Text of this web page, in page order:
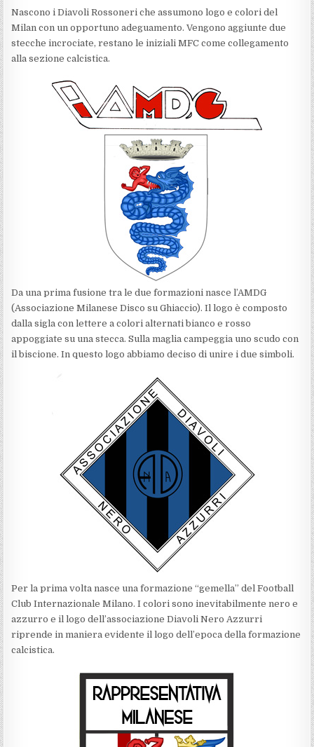
Nascono i Diavoli Rossoneri che assumono logo e colori del
Milan con un opportuno adeguamento. Vengono aggiunte due
stecche incrociate, restano le iniziali MFC come collegamento
alla sezione calcistica.
Da una prima fusione tra le due formazioni nasce l’AMDG
(Associazione Milanese Disco su Ghiaccio). Il logo è composto
dalla sigla con lettere a colori alternati bianco e rosso
appoggiate su una stecca. Sulla maglia campeggia uno scudo con
il biscione. In questo logo abbiamo deciso di unire i due simboli.
Per la prima volta nasce una formazione “gemella” del Football
Club Internazionale Milano. I colori sono inevitabilmente nero e
azzurro e il logo dell’associazione Diavoli Nero Azzurri
riprende in maniera evidente il logo dell’epoca della formazione
calcistica.